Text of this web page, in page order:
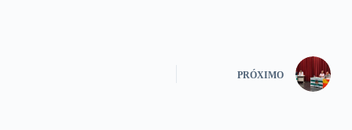
PRÓXIMO